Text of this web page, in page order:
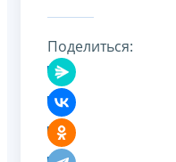
Поделиться: